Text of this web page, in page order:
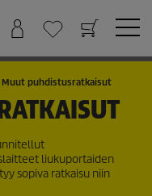
Muut puhdistusratkaisut
liukuportaiden
sopiva ratkaisu niin